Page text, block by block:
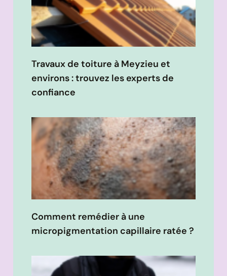
Travaux de toiture à Meyzieu et
environs : trouvez les experts de
confiance
Comment remédier à une
micropigmentation capillaire ratée ?